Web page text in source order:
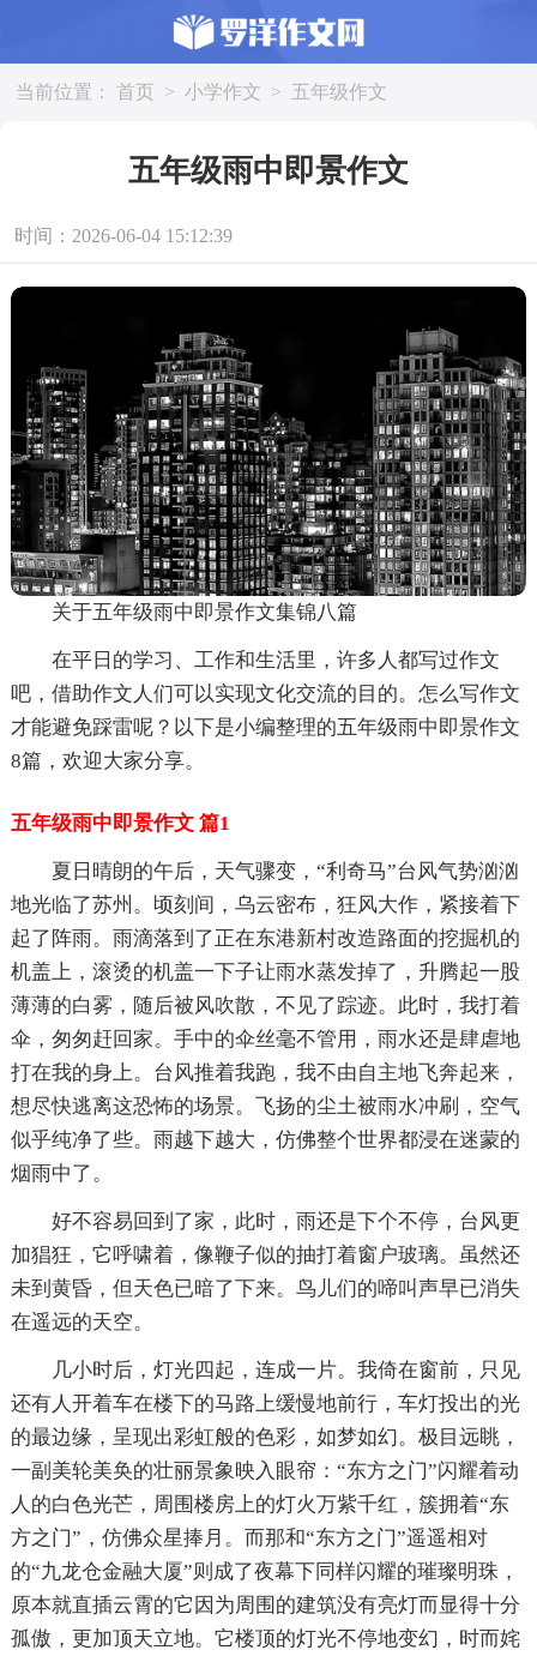
当前位置： 首页 > 小学作文 > 五年级作文
五年级雨中即景作文
时间：2026-06-04 15:12:39
关于五年级雨中即景作文集锦八篇
在平日的学习、工作和生活里，许多人都写过作文
吧，借助作文人们可以实现文化交流的目的。怎么写作文
才能避免踩雷呢？以下是小编整理的五年级雨中即景作文
8篇，欢迎大家分享。
五年级雨中即景作文 篇1
夏日晴朗的午后，天气骤变，“利奇马”台风气势汹汹
地光临了苏州。顷刻间，乌云密布，狂风大作，紧接着下
起了阵雨。雨滴落到了正在东港新村改造路面的挖掘机的
机盖上，滚烫的机盖一下子让雨水蒸发掉了，升腾起一股
薄薄的白雾，随后被风吹散，不见了踪迹。此时，我打着
伞，匆匆赶回家。手中的伞丝毫不管用，雨水还是肆虐地
打在我的身上。台风推着我跑，我不由自主地飞奔起来，
想尽快逃离这恐怖的场景。飞扬的尘土被雨水冲刷，空气
似乎纯净了些。雨越下越大，仿佛整个世界都浸在迷蒙的
烟雨中了。
好不容易回到了家，此时，雨还是下个不停，台风更
加猖狂，它呼啸着，像鞭子似的抽打着窗户玻璃。虽然还
未到黄昏，但天色已暗了下来。鸟儿们的啼叫声早已消失
在遥远的天空。
几小时后，灯光四起，连成一片。我倚在窗前，只见
还有人开着车在楼下的马路上缓慢地前行，车灯投出的光
的最边缘，呈现出彩虹般的色彩，如梦如幻。极目远眺，
一副美轮美奂的壮丽景象映入眼帘：“东方之门”闪耀着动
人的白色光芒，周围楼房上的灯火万紫千红，簇拥着“东
方之门”，仿佛众星捧月。而那和“东方之门”遥遥相对
的“九龙仓金融大厦”则成了夜幕下同样闪耀的璀璨明珠，
原本就直插云霄的它因为周围的建筑没有亮灯而显得十分
孤傲，更加顶天立地。它楼顶的灯光不停地变幻，时而姹